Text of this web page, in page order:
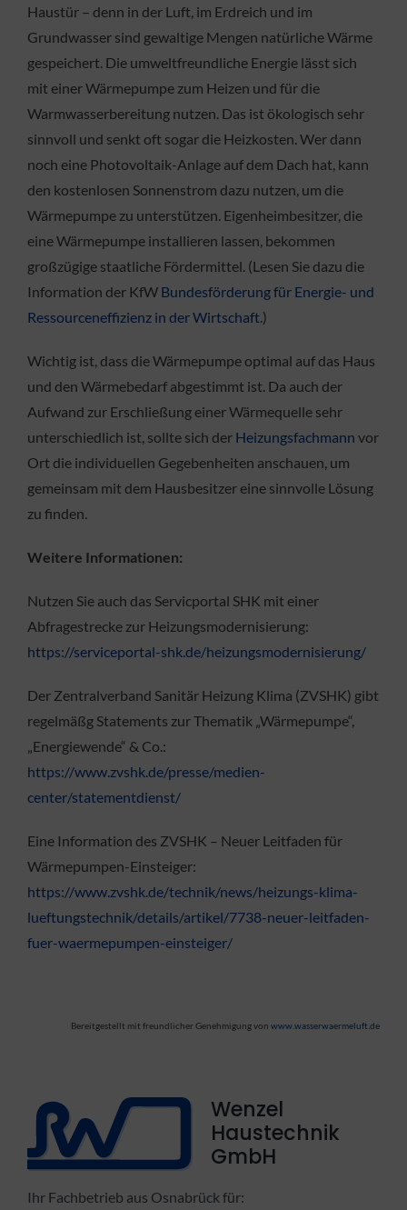
Haustür – denn in der Luft, im Erdreich und im
Grundwasser sind gewaltige Mengen natürliche Wärme
gespeichert. Die umweltfreundliche Energie lässt sich
mit einer Wärmepumpe zum Heizen und für die
Warmwasserbereitung nutzen. Das ist ökologisch sehr
sinnvoll und senkt oft sogar die Heizkosten. Wer dann
noch eine Photovoltaik-Anlage auf dem Dach hat, kann
den kostenlosen Sonnenstrom dazu nutzen, um die
Wärmepumpe zu unterstützen. Eigenheimbesitzer, die
eine Wärmepumpe installieren lassen, bekommen
großzügige staatliche Fördermittel. (Lesen Sie dazu die
Information der KfW Bundesförderung für Energie- und
Ressourceneffizienz in der Wirtschaft.)
Wichtig ist, dass die Wärmepumpe optimal auf das Haus
und den Wärmebedarf abgestimmt ist. Da auch der
Aufwand zur Erschließung einer Wärmequelle sehr
unterschiedlich ist, sollte sich der Heizungsfachmann vor
Ort die individuellen Gegebenheiten anschauen, um
gemeinsam mit dem Hausbesitzer eine sinnvolle Lösung
zu finden.
Weitere Informationen:
Nutzen Sie auch das Servicportal SHK mit einer
Abfragestrecke zur Heizungsmodernisierung:
https://serviceportal-shk.de/heizungsmodernisierung/
Der Zentralverband Sanitär Heizung Klima (ZVSHK) gibt
regelmäßg Statements zur Thematik „Wärmepumpe“,
„Energiewende“ & Co.:
https://www.zvshk.de/presse/medien-
center/statementdienst/
Eine Information des ZVSHK – Neuer Leitfaden für
Wärmepumpen-Einsteiger:
https://www.zvshk.de/technik/news/heizungs-klima-
lueftungstechnik/details/artikel/7738-neuer-leitfaden-
fuer-waermepumpen-einsteiger/
Bereitgestellt mit freundlicher Genehmigung vonwww.wasserwaermeluft.de
Wenzel
Haustechnik
GmbH
Ihr Fachbetrieb aus Osnabrück für: